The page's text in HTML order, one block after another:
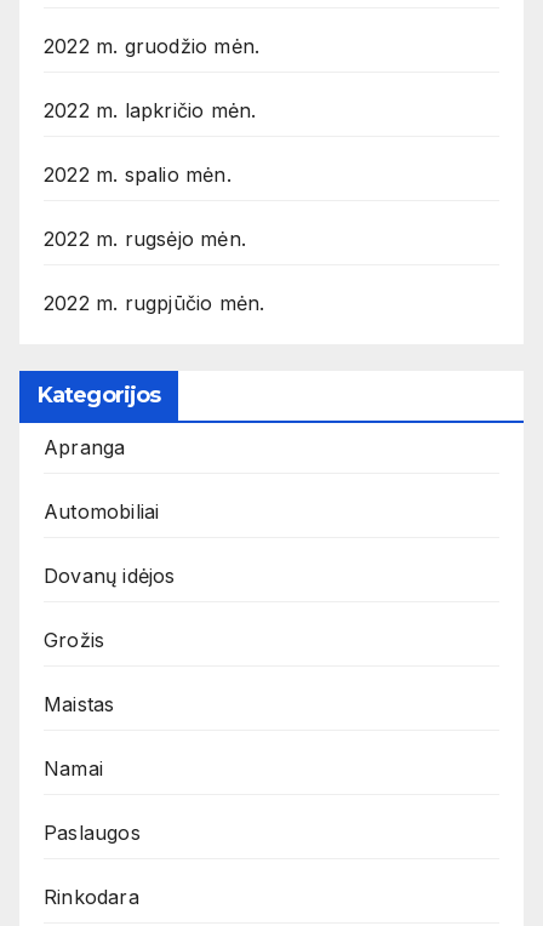
2022 m. gruodžio mėn.
2022 m. lapkričio mėn.
2022 m. spalio mėn.
2022 m. rugsėjo mėn.
2022 m. rugpjūčio mėn.
Kategorijos
Apranga
Automobiliai
Dovanų idėjos
Grožis
Maistas
Namai
Paslaugos
Rinkodara